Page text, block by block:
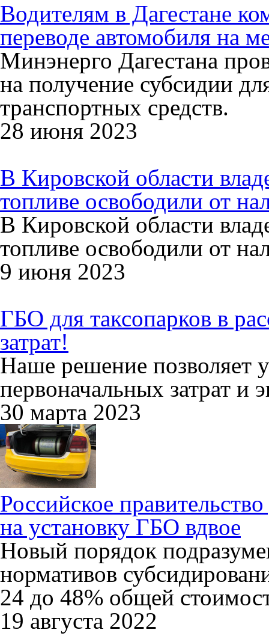
Водителям в Дагестане
переводе автомобиля на
Минэнерго Дагестана
на получение субсидии
транспортных средств.
28 июня 2023
В Кировской области
топливе освободили от
В Кировской области
топливе освободили от
9 июня 2023
ГБО для таксопарков в
затрат!
Наше решение позволяет
первоначальных затрат и
30 марта 2023
Российское
на установку ГБО вдвое
Новый порядок
нормативов
24 до 48% общей
19 августа 2022